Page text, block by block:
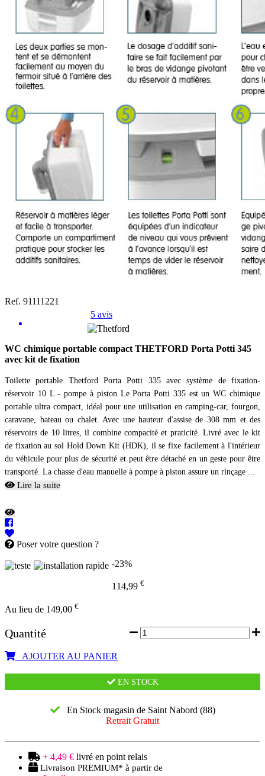
Ref. 91111221
5 avis
WC chimique portable compact THETFORD Porta Potti 345
avec kit de fixation
Toilette portable Thetford Porta Potti 335 avec système de fixation-
réservoir 10 L - pompe à piston Le Porta Potti 335 est un WC chimique
portable ultra compact, idéal pour une utilisation en camping-car, fourgon,
caravane, bateau ou chalet. Avec une hauteur d'assise de 308 mm et des
réservoirs de 10 litres, il combine compacité et praticité. Livré avec le kit
de fixation au sol Hold Down Kit (HDK), il se fixe facilement à l'intérieur
du véhicule pour plus de sécurité et peut être détaché en un geste pour être
transporté. La chasse d'eau manuelle à pompe à piston assure un rinçage ...
Lire la suite
Poser votre question ?
-23%
114,99 €
Au lieu de 149,00 €
Quantité
AJOUTER AU PANIER
EN STOCK
En Stock magasin de Saint Nabord (88)
Retrait Gratuit
+ 4,49 € livré en point relais
Livraison PREMIUM* à partir de